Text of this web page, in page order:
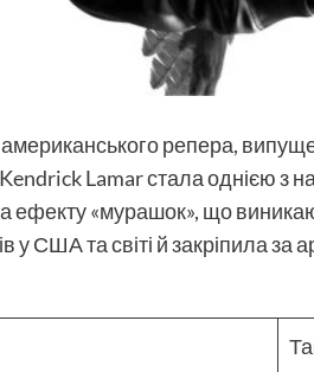
репера,
Lamar стала однією з
ефекту «мурашок», що
у США та світі й закріпила за